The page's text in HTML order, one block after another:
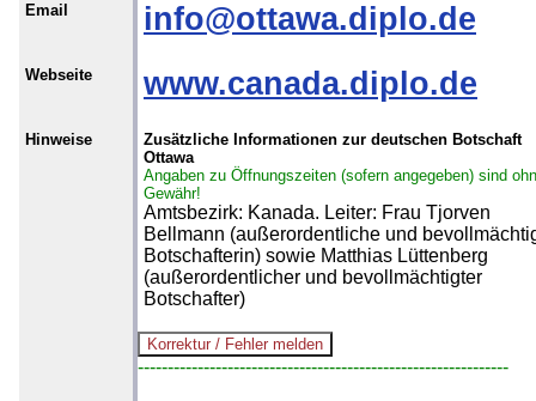
Email info@ottawa.diplo.de
Webseite www.canada.diplo.de
Hinweise
Zusätzliche Informationen zur deutschen Botschaft
Ottawa
Angaben zu Öffnungszeiten (sofern angegeben) sind
Gewähr!
Amtsbezirk: Kanada. Leiter: Frau Tjorven
Bellmann (außerordentliche und
Botschafterin) sowie Matthias Lüttenberg
(außerordentlicher und bevollmächtigter
Botschafter)
--------------------------------------------------------------